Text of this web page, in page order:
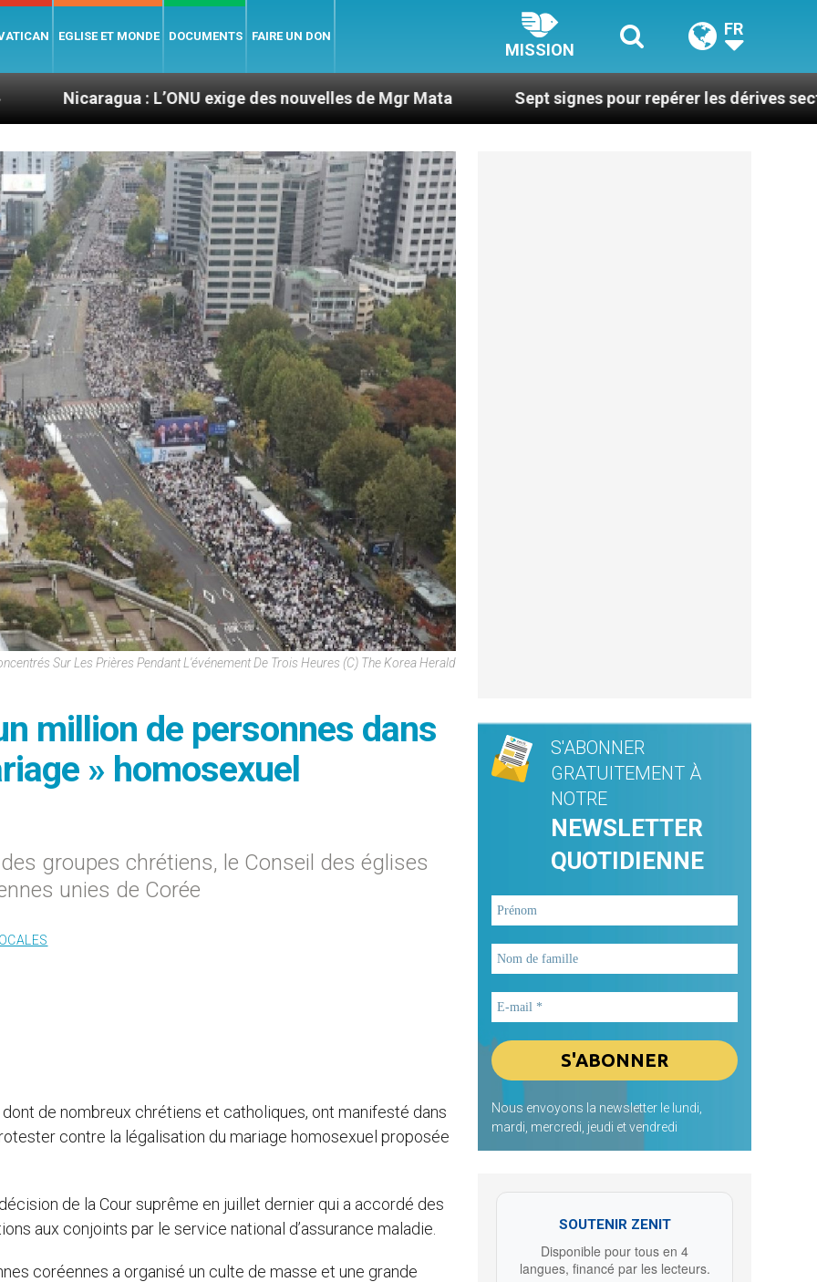
EGLISE ET MONDE DOCUMENTS FAIRE UN DON
MISSION
FR
: L’ONU exige des nouvelles de Mgr Mata Sept signes pour repérer les dérives sectaires du
Sur Les Prières Pendant L'événement De Trois Heures (c) The Korea Herald
million de personnes dans
» homosexuel
groupes chrétiens, le Conseil des églises
unies de Corée
de nombreux chrétiens et catholiques, ont manifesté dans
contre la légalisation du mariage homosexuel proposée
de la Cour suprême en juillet dernier qui a accordé des
aux conjoints par le service national d’assurance maladie.
coréennes a organisé un culte de masse et une grande
S'ABONNER
GRATUITEMENT À
NOTRE
NEWSLETTER
QUOTIDIENNE
Nous envoyons la newsletter le lundi,
mardi, mercredi, jeudi et vendredi
SOUTENIR ZENIT
Disponible pour tous en 4
langues, financé par les lecteurs.